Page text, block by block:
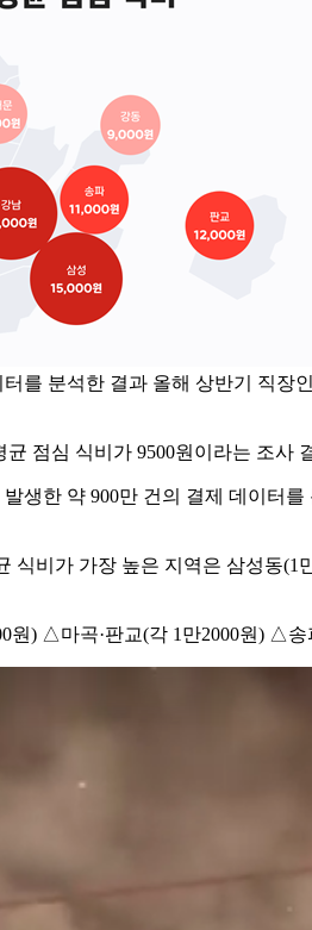
를 분석한 결과 올해 상반기 직장
점심 식비가 9500원이라는 조
생한 약 900만 건의 결제 데이터
식비가 가장 높은 지역은 삼성동
) △마곡·판교(각 1만2000원) △